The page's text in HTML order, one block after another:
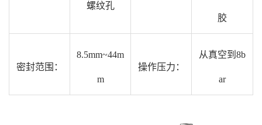
螺纹孔
胶
密封范围：
8.5mm~44m
m
操作压力：
从真空到8b
ar